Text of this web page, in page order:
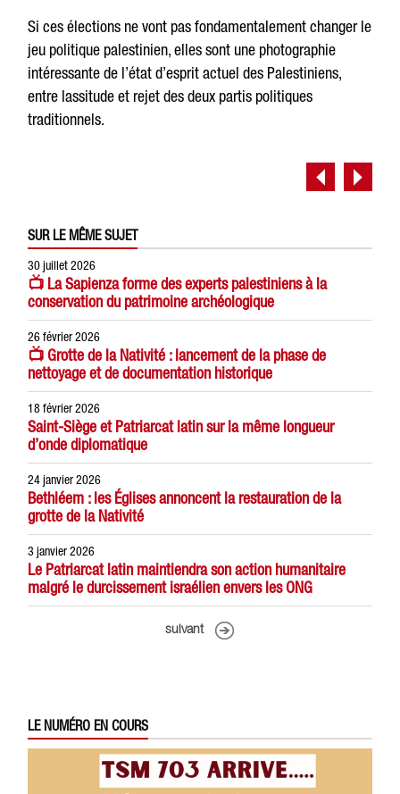
Si ces élections ne vont pas fondamentalement changer le
jeu politique palestinien, elles sont une photographie
intéressante de l’état d’esprit actuel des Palestiniens,
entre lassitude et rejet des deux partis politiques
traditionnels.
SUR LE MÊME SUJET
30 juillet 2026
📺 La Sapienza forme des experts palestiniens à la
conservation du patrimoine archéologique
26 février 2026
📺 Grotte de la Nativité : lancement de la phase de
nettoyage et de documentation historique
18 février 2026
Saint-Siège et Patriarcat latin sur la même longueur
d’onde diplomatique
24 janvier 2026
Bethléem : les Églises annoncent la restauration de la
grotte de la Nativité
3 janvier 2026
Le Patriarcat latin maintiendra son action humanitaire
malgré le durcissement israélien envers les ONG
suivant
LE NUMÉRO EN COURS